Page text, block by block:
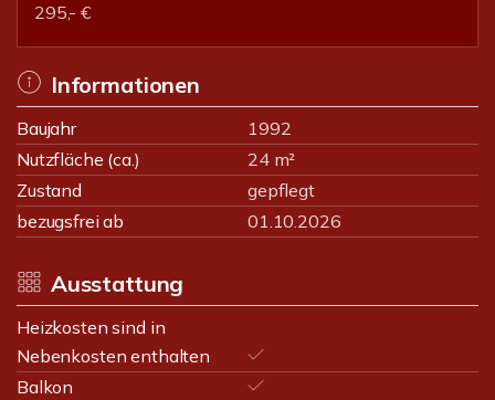
295,- €
Informationen
Baujahr
1992
Nutzfläche (ca.)
24 m²
Zustand
gepflegt
bezugsfrei ab
01.10.2026
Ausstattung
Heizkosten sind in
Nebenkosten enthalten
Balkon